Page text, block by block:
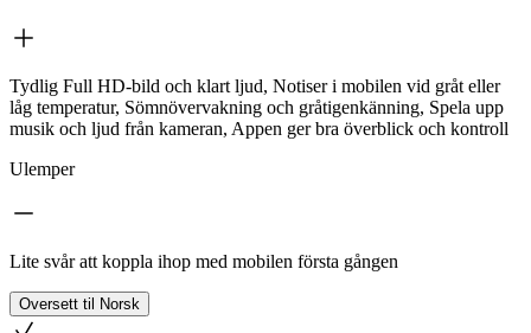
Tydlig Full HD-bild och klart ljud, Notiser i mobilen vid gråt eller
låg temperatur, Sömnövervakning och gråtigenkänning, Spela upp
musik och ljud från kameran, Appen ger bra överblick och kontroll
Ulemper
Lite svår att koppla ihop med mobilen första gången
Oversett til Norsk